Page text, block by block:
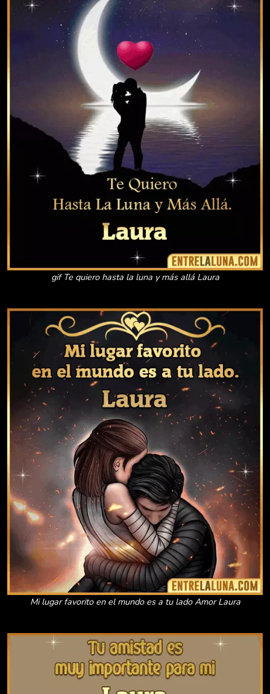
gif Te quiero hasta la luna y más allá Laura
Mi lugar favorito en el mundo es a tu lado Amor Laura